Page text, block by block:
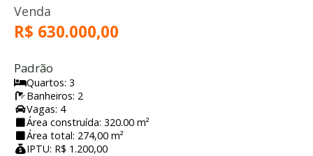
Venda
R$ 630.000,00
Padrão
Quartos: 3
Banheiros: 2
Vagas: 4
Área construída: 320.00 m²
Área total: 274,00 m²
IPTU: R$ 1.200,00